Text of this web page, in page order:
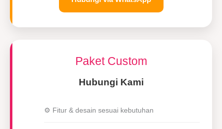
Paket Custom
Hubungi Kami
⚙️ Fitur & desain sesuai kebutuhan